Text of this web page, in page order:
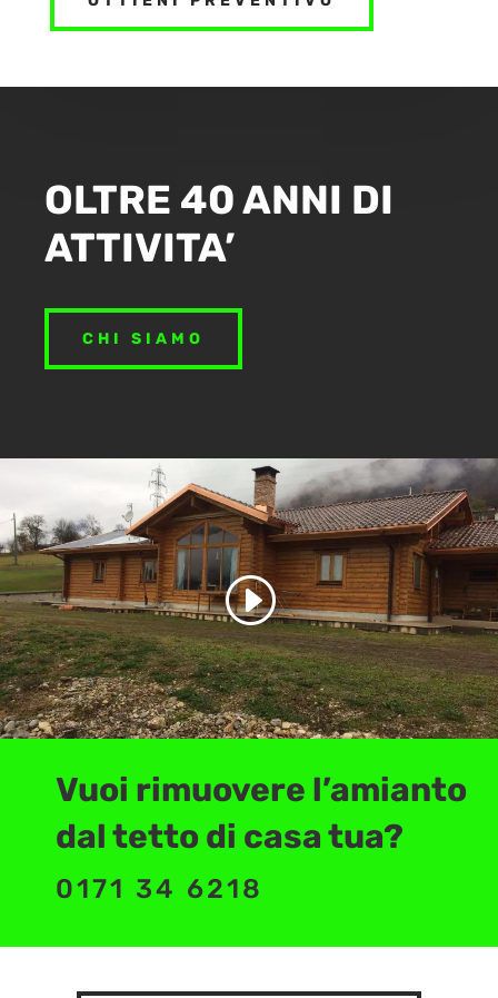
OLTRE 40 ANNI DI
ATTIVITA’
CHI SIAMO
Vuoi rimuovere l’amianto
dal tetto di casa tua?
0171 34 6218